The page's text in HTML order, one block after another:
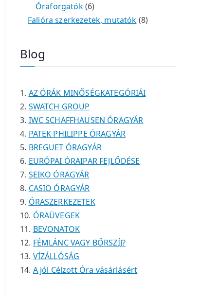
é
k
é
é
m
t
e
t
e
t
k
Óraforgatók 66
t
k
Falióra szerkezetek, mutatók 88
é
Blog
AZ ÓRÁK MINŐSÉGKATEGÓRIÁI
SWATCH GROUP
IWC SCHAFFHAUSEN ÓRAGYÁR
PATEK PHILIPPE ÓRAGYÁR
BREGUET ÓRAGYÁR
EURÓPAI ÓRAIPAR FEJLŐDÉSE
SEIKO ÓRAGYÁR
CASIO ÓRAGYÁR
ÓRASZERKEZETEK
ÓRAÜVEGEK
BEVONATOK
FÉMLÁNC VAGY BŐRSZÍJ?
VÍZÁLLÓSÁG
A jól Célzott Óra vásárlásért